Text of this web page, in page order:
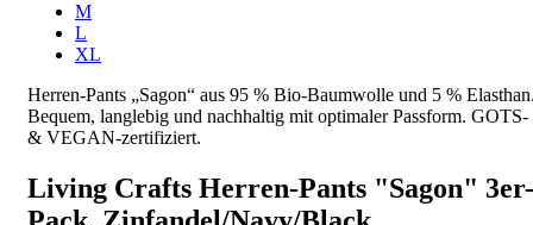
M
L
XL
Herren-Pants „Sagon“ aus 95 % Bio-Baumwolle und 5 %
Bequem, langlebig und nachhaltig mit optimaler Passform. GOTS-
& VEGAN-zertifiziert.
Living Crafts Herren-Pants "Sagon" 3er-